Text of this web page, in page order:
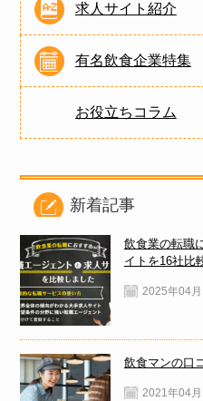
求人サイト紹介
有名飲食企業特集
お役立ちコラム
新着記事
飲食業の転職
イトを16社比
2025年04月
飲食マンの口
2021年04月